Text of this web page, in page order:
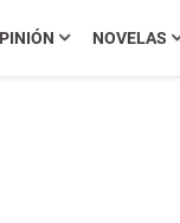
NOVELAS